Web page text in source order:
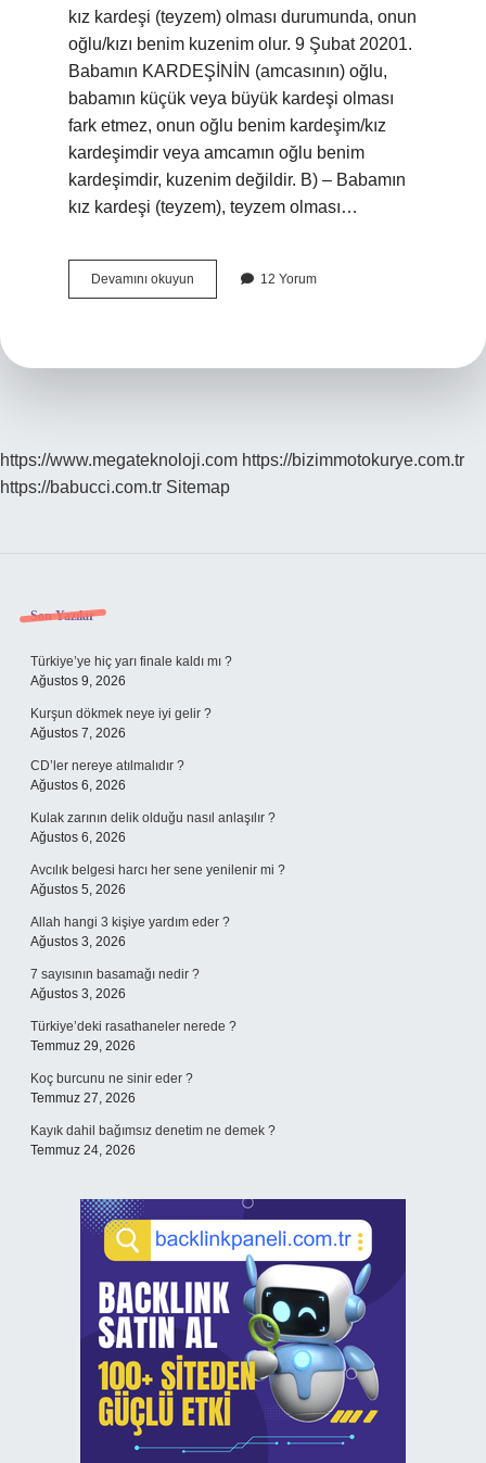
kız kardeşi (teyzem) olması durumunda, onun
oğlu/kızı benim kuzenim olur. 9 Şubat 20201.
Babamın KARDEŞİNİN (amcasının) oğlu,
babamın küçük veya büyük kardeşi olması
fark etmez, onun oğlu benim kardeşim/kız
kardeşimdir veya amcamın oğlu benim
kardeşimdir, kuzenim değildir. B) – Babamın
kız kardeşi (teyzem), teyzem olması…
Devamını okuyun Amcamın
Erkek
12 Yorum
https://www.megateknoloji.com https://bizimmotokurye.com.tr
https://babucci.com.tr Sitemap
Sidebar
Son Yazılar
Türkiye’ye hiç yarı finale kaldı mı ?
Ağustos 9, 2026
Kurşun dökmek neye iyi gelir ?
Ağustos 7, 2026
CD’ler nereye atılmalıdır ?
Ağustos 6, 2026
Kulak zarının delik olduğu nasıl anlaşılır ?
Ağustos 6, 2026
Avcılık belgesi harcı her sene yenilenir mi ?
Ağustos 5, 2026
Allah hangi 3 kişiye yardım eder ?
Ağustos 3, 2026
7 sayısının basamağı nedir ?
Ağustos 3, 2026
Türkiye’deki rasathaneler nerede ?
Temmuz 29, 2026
Koç burcunu ne sinir eder ?
Temmuz 27, 2026
Kayık dahil bağımsız denetim ne demek ?
Temmuz 24, 2026